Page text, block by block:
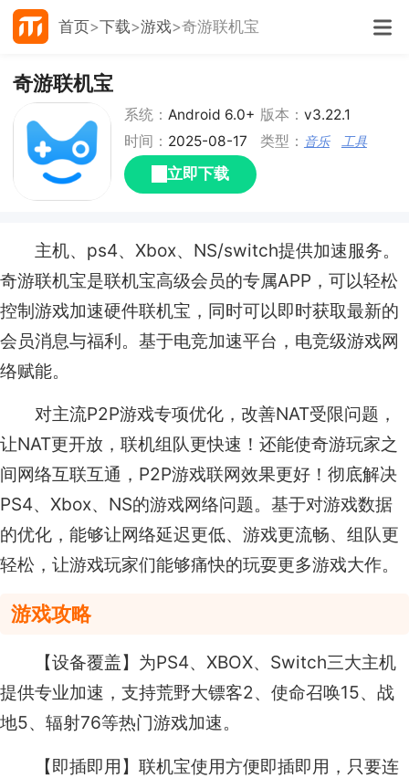
首页 下载 游戏 奇游联机宝
奇游联机宝
系统：Android 6.0+ 版本： v3.22.1
时间： 2025-08-17 类型： 音乐 工具
立即下载
主机、ps4、Xbox、NS/switch提供加速服务。
奇游联机宝是联机宝高级会员的专属APP，可以轻松
控制游戏加速硬件联机宝，同时可以即时获取最新的
会员消息与福利。基于电竞加速平台，电竞级游戏网
络赋能。
对主流P2P游戏专项优化，改善NAT受限问题，
让NAT更开放，联机组队更快速！还能使奇游玩家之
间网络互联互通，P2P游戏联网效果更好！彻底解决
PS4、Xbox、NS的游戏网络问题。基于对游戏数据
的优化，能够让网络延迟更低、游戏更流畅、组队更
轻松，让游戏玩家们能够痛快的玩耍更多游戏大作。
游戏攻略
【设备覆盖】为PS4、XBOX、Switch三大主机
提供专业加速，支持荒野大镖客2、使命召唤15、战
地5、辐射76等热门游戏加速。
【即插即用】联机宝使用方便即插即用，只要连